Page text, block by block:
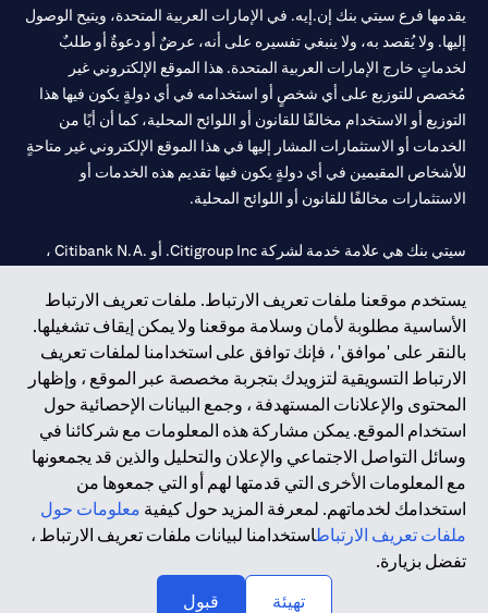
يستخدم موقعنا ملفات تعريف الارتباط. ملفات تعريف الارتباط
الأساسية مطلوبة لأمان وسلامة موقعنا ولا يمكن إيقاف تشغيلها.
بالنقر على 'موافق' ، فإنك توافق على استخدامنا لملفات تعريف
الارتباط التسويقية لتزويدك بتجربة مخصصة عبر الموقع ، وإظهار
المحتوى والإعلانات المستهدفة ، وجمع البيانات الإحصائية حول
استخدام الموقع. يمكن مشاركة هذه المعلومات مع شركائنا في
وسائل التواصل الاجتماعي والإعلان والتحليل والذين قد يجمعونها
مع المعلومات الأخرى التي قدمتها لهم أو التي جمعوها من
استخدامك لخدماتهم. لمعرفة المزيد حول كيفية معلومات حول
ملفات تعريف الارتباطاستخدامنا لبيانات ملفات تعريف الارتباط ،
تفضل بزيارة.
تهيئة
قبول
يقدمها فرع سيتي بنك إن.إيه. في الإمارات العربية المتحدة، ويتيح الوصول
إليها. ولا يُقصد به، ولا ينبغي تفسيره على أنه، عرضٌ أو دعوةٌ أو طلبٌ
لخدماتٍ خارج الإمارات العربية المتحدة. هذا الموقع الإلكتروني غير
مُخصص للتوزيع على أي شخصٍ أو استخدامه في أي دولةٍ يكون فيها هذا
التوزيع أو الاستخدام مخالفًا للقانون أو اللوائح المحلية، كما أن أيًا من
الخدمات أو الاستثمارات المشار إليها في هذا الموقع الإلكتروني غير متاحةٍ
للأشخاص المقيمين في أي دولةٍ يكون فيها تقديم هذه الخدمات أو
الاستثمارات مخالفًا للقانون أو اللوائح المحلية.
سيتي بنك هي علامة خدمة لشركة Citigroup Inc. أو .Citibank N.A ،
سيتي بنك إن. إيه. الإمارات مسجل لدى مصرف الإمارات المركزي تحت
أرقام التراخيص 202563 لفرع الوصل في دبي، 531989 لفرع مول
الإمارات في دبي، و CN-1002019 لفرع أبوظبي. هاتف: 4000 311 04.
فرع سيتي بنك إن إيه - الإمارات العربية المتحدة مرخص من مصرف
الإمارات العربية المتحدة المركزي كفرع لبنك أجنبي.
سيتي بنك إن إيه الإمارات العربية المتحدة مرخص من هيئة الأوراق المالية
والسلع في الإمارات العربية المتحدة ("SCA") للقيام بالنشاط المالي لـ أ)
الاستشارات المالية والتعريف والترويج بموجب ترخيص رقم
20200000097 ب) وسيط تداول في الأسواق الدولية بموجب ترخيص